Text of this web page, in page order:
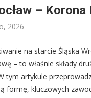
–
2026
na starcie Śląska
– to właśnie składy
tym artykule
formę, kluczowych